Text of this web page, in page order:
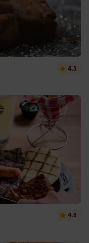
4.5
4.5